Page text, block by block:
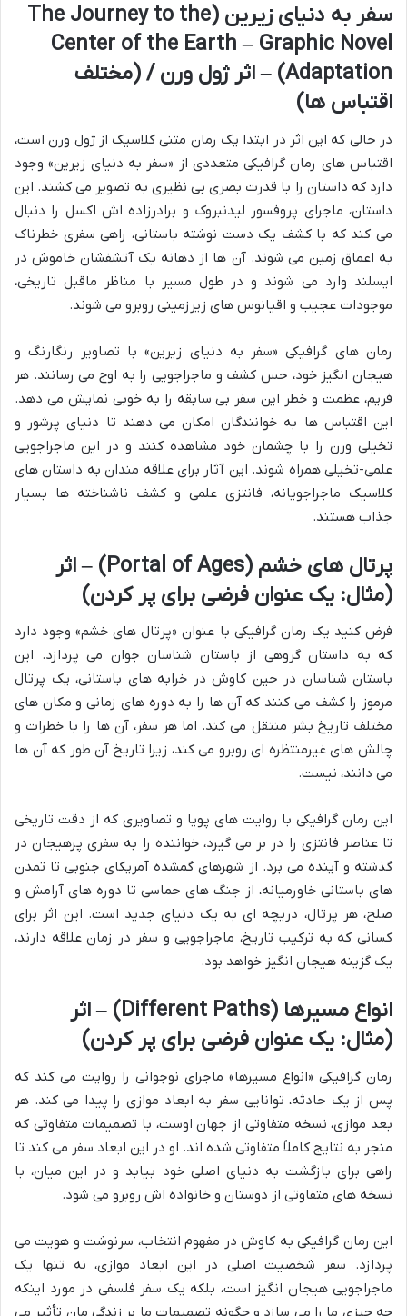
سفر به دنیای زیرین (The Journey to the
Center of the Earth – Graphic Novel
Adaptation) – اثر ژول ورن / (مختلف
اقتباس ها)
در حالی که این اثر در ابتدا یک رمان متنی کلاسیک از ژول ورن است،
اقتباس های رمان گرافیکی متعددی از «سفر به دنیای زیرین» وجود
دارد که داستان را با قدرت بصری بی نظیری به تصویر می کشند. این
داستان، ماجرای پروفسور لیدنبروک و برادرزاده اش اکسل را دنبال
می کند که با کشف یک دست نوشته باستانی، راهی سفری خطرناک
به اعماق زمین می شوند. آن ها از دهانه یک آتشفشان خاموش در
ایسلند وارد می شوند و در طول مسیر با مناظر ماقبل تاریخی،
موجودات عجیب و اقیانوس های زیرزمینی روبرو می شوند.
رمان های گرافیکی «سفر به دنیای زیرین» با تصاویر رنگارنگ و
هیجان انگیز خود، حس کشف و ماجراجویی را به اوج می رسانند. هر
فریم، عظمت و خطر این سفر بی سابقه را به خوبی نمایش می دهد.
این اقتباس ها به خوانندگان امکان می دهند تا دنیای پرشور و
تخیلی ورن را با چشمان خود مشاهده کنند و در این ماجراجویی
علمی-تخیلی همراه شوند. این آثار برای علاقه مندان به داستان های
کلاسیک ماجراجویانه، فانتزی علمی و کشف ناشناخته ها بسیار
جذاب هستند.
پرتال های خشم (Portal of Ages) – اثر
(مثال: یک عنوان فرضی برای پر کردن)
فرض کنید یک رمان گرافیکی با عنوان «پرتال های خشم» وجود دارد
که به داستان گروهی از باستان شناسان جوان می پردازد. این
باستان شناسان در حین کاوش در خرابه های باستانی، یک پرتال
مرموز را کشف می کنند که آن ها را به دوره های زمانی و مکان های
مختلف تاریخ بشر منتقل می کند. اما هر سفر، آن ها را با خطرات و
چالش های غیرمنتظره ای روبرو می کند، زیرا تاریخ آن طور که آن ها
می دانند، نیست.
این رمان گرافیکی با روایت های پویا و تصاویری که از دقت تاریخی
تا عناصر فانتزی را در بر می گیرد، خواننده را به سفری پرهیجان در
گذشته و آینده می برد. از شهرهای گمشده آمریکای جنوبی تا تمدن
های باستانی خاورمیانه، از جنگ های حماسی تا دوره های آرامش و
صلح، هر پرتال، دریچه ای به یک دنیای جدید است. این اثر برای
کسانی که به ترکیب تاریخ، ماجراجویی و سفر در زمان علاقه دارند،
یک گزینه هیجان انگیز خواهد بود.
انواع مسیرها (Different Paths) – اثر
(مثال: یک عنوان فرضی برای پر کردن)
رمان گرافیکی «انواع مسیرها» ماجرای نوجوانی را روایت می کند که
پس از یک حادثه، توانایی سفر به ابعاد موازی را پیدا می کند. هر
بعد موازی، نسخه متفاوتی از جهان اوست، با تصمیمات متفاوتی که
منجر به نتایج کاملاً متفاوتی شده اند. او در این ابعاد سفر می کند تا
راهی برای بازگشت به دنیای اصلی خود بیابد و در این میان، با
نسخه های متفاوتی از دوستان و خانواده اش روبرو می شود.
این رمان گرافیکی به کاوش در مفهوم انتخاب، سرنوشت و هویت می
پردازد. سفر شخصیت اصلی در این ابعاد موازی، نه تنها یک
ماجراجویی هیجان انگیز است، بلکه یک سفر فلسفی در مورد اینکه
چه چیزی ما را می سازد و چگونه تصمیمات ما بر زندگی مان تأثیر می